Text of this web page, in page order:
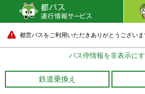
都営バスをご利用いただきありがとうございま
バス停情報を非表示に
鉄道乗換え